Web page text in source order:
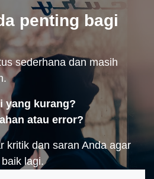
penting bagi
sederhana dan masih
yang kurang?
atau error?
kritik dan saran Anda agar
lagi.